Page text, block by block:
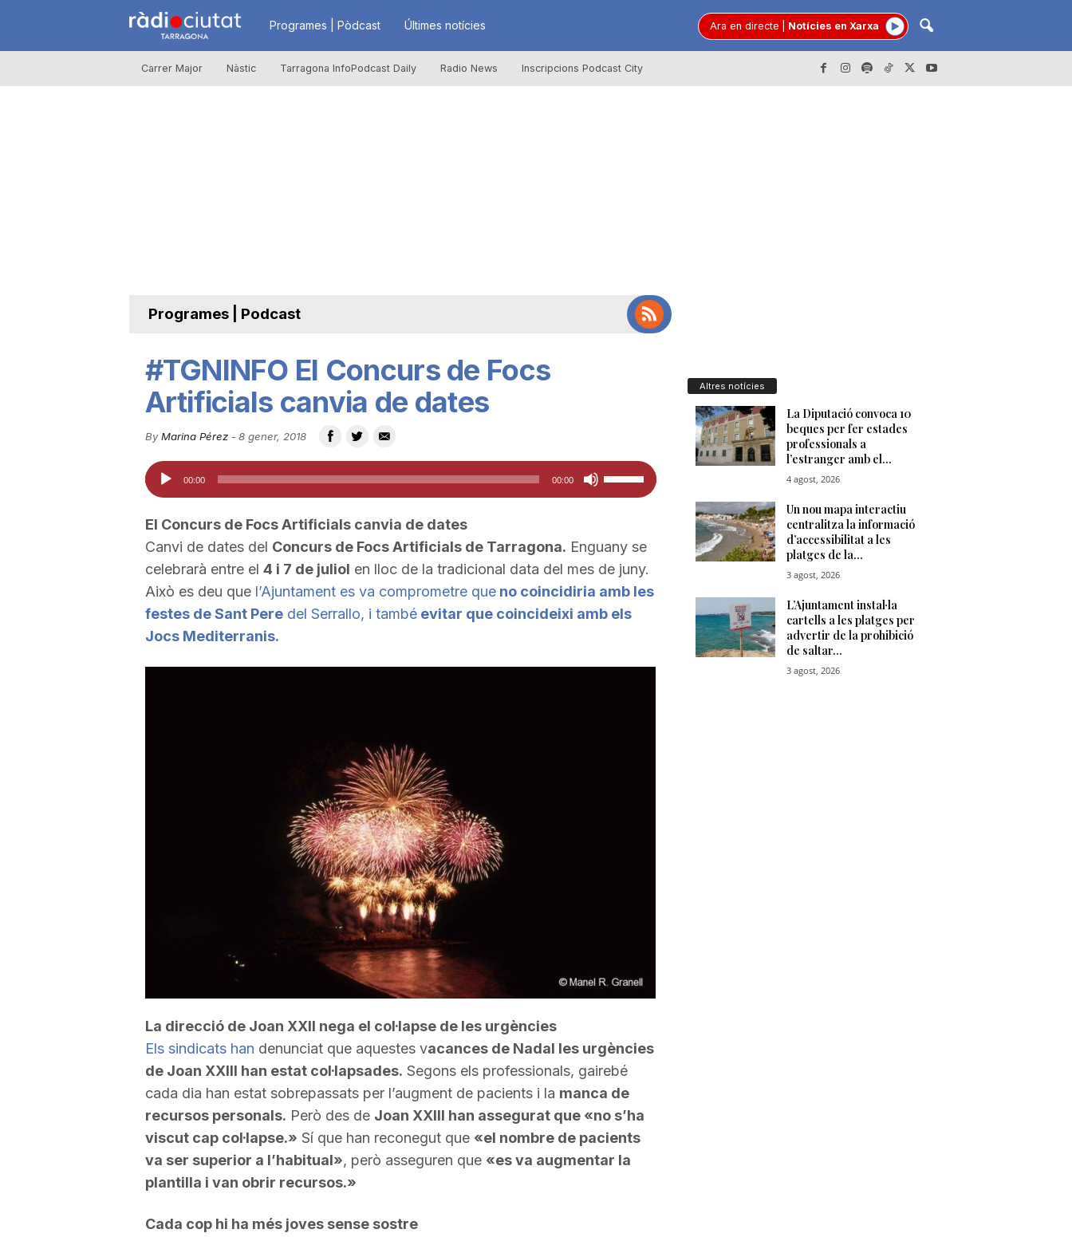
R
à
u
t
a
d
e
n
a
Programes | Pòdcast Últimes notícies Ara en directe Notícies en Xarxa
Carrer Major Nàstic Tarragona InfoPodcast Daily Radio News Inscripcions Podcast City
Programes | Podcast
#TGNINFO El Concurs de Focs
Artificials canvia de dates
By Marina Pérez- 8 gener, 2018
Reproductor
d'àudio
00:00 00:00
Feu
servir
tecles
de
fletxa
cap
El Concurs de Focs Artificials canvia de dates
Canvi de dates del Concurs de Focs Artificials de Tarragona. Enguany se
celebrarà entre el 4 i 7 de juliol en lloc de la tradicional data del mes de juny.
Això es deu que l’Ajuntament es va comprometre queno coincidiria amb les
festes de Sant Peredel Serrallo, i tambéevitar que coincideixi amb els
Jocs Mediterranis.
La direcció de Joan XXII nega el col·lapse de les urgències
Els sindicats han denunciat que aquestes vacances de Nadal les urgències
de Joan XXIII han estat col·lapsades. Segons els professionals, gairebé
cada dia han estat sobrepassats per l’augment de pacients i la manca de
recursos personals. Però des de Joan XXIII han assegurat que «no s’ha
viscut cap col·lapse.» Sí que han reconegut que «el nombre de pacients
va ser superior a l’habitual», però asseguren que «es va augmentar la
plantilla i van obrir recursos.»
Cada cop hi ha més joves sense sostre
Altres notícies